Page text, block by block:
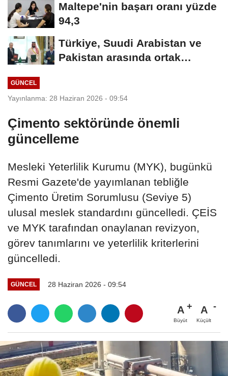
Maltepe'nin başarı oranı yüzde
94,3
Türkiye, Suudi Arabistan ve
Pakistan arasında ortak
GÜNCEL
Yayınlanma: 28 Haziran 2026 - 09:54
Çimento sektöründe önemli
güncelleme
Mesleki Yeterlilik Kurumu (MYK), bugünkü
Resmi Gazete'de yayımlanan tebliğle
Çimento Üretim Sorumlusu (Seviye 5)
ulusal meslek standardını güncelledi. ÇEİS
ve MYK tarafından onaylanan revizyon,
görev tanımlarını ve yeterlilik kriterlerini
güncelledi.
GÜNCEL 28 Haziran 2026 - 09:54
A
Büyüt
A
Küçült